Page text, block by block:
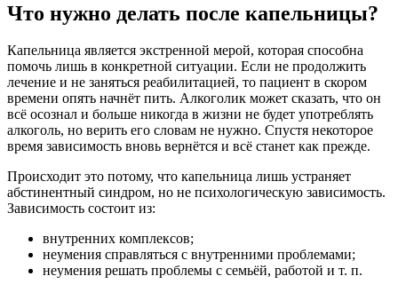
Что нужно делать после капельницы?
Капельница является экстренной мерой, которая способна
помочь лишь в конкретной ситуации. Если не продолжить
лечение и не заняться реабилитацией, то пациент в скором
времени опять начнёт пить. Алкоголик может сказать, что он
всё осознал и больше никогда в жизни не будет употреблять
алкоголь, но верить его словам не нужно. Спустя некоторое
время зависимость вновь вернётся и всё станет как прежде.
Происходит это потому, что капельница лишь устраняет
абстинентный синдром, но не психологическую зависимость.
Зависимость состоит из:
внутренних комплексов;
неумения справляться с внутренними проблемами;
неумения решать проблемы с семьёй, работой и т. п.